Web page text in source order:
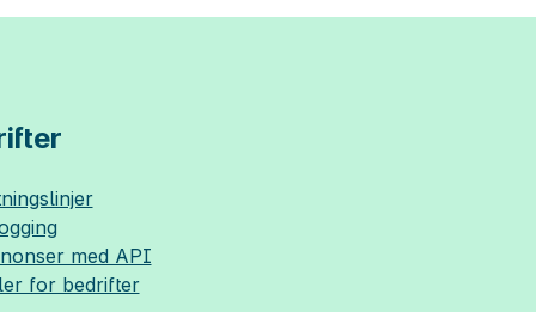
med API
for bedrifter